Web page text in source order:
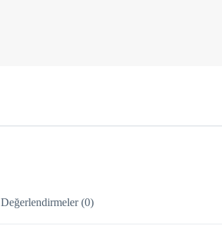
Değerlendirmeler (0)